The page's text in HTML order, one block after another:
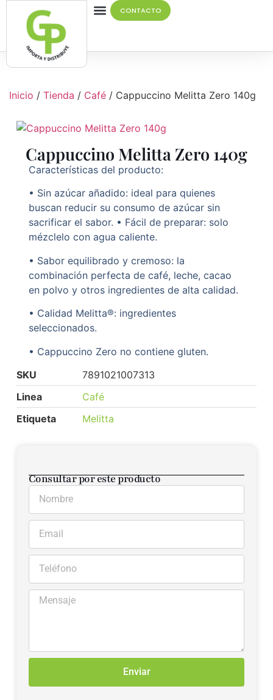
CONTACTO
Inicio / Tienda / Café / Cappuccino Melitta Zero 140g
Cappuccino Melitta Zero 140g
Características del producto:
• Sin azúcar añadido: ideal para quienes
buscan reducir su consumo de azúcar sin
sacrificar el sabor. • Fácil de preparar: solo
mézclelo con agua caliente.
• Sabor equilibrado y cremoso: la
combinación perfecta de café, leche, cacao
en polvo y otros ingredientes de alta calidad.
• Calidad Melitta®: ingredientes
seleccionados.
• Cappuccino Zero no contiene gluten.
SKU
7891021007313
Linea
Café
Etiqueta
Melitta
Consultar por este producto
Enviar